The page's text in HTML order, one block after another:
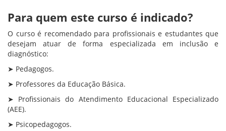
Para quem este curso é indicado?
O curso é recomendado para profissionais e estudantes que
desejam atuar de forma especializada em inclusão e
diagnóstico:
➤ Pedagogos.
➤ Professores da Educação Básica.
➤ Profissionais do Atendimento Educacional Especializado
(AEE).
➤ Psicopedagogos.